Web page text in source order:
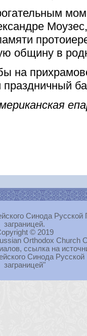
общину в
на
Синода Русской
заграницей.
© 2019
Orthodox Church
ссылка на
Синода
заграницей"